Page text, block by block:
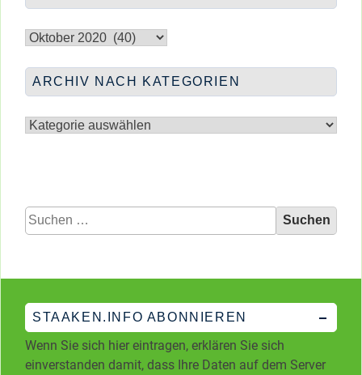
nach
ARCHIV NACH KATEGORIEN
nach
Suchen
nach:
STAAKEN.INFO ABONNIEREN
Wenn Sie sich hier eintragen, erklären Sie sich
einverstanden damit, dass Ihre Daten auf dem Server